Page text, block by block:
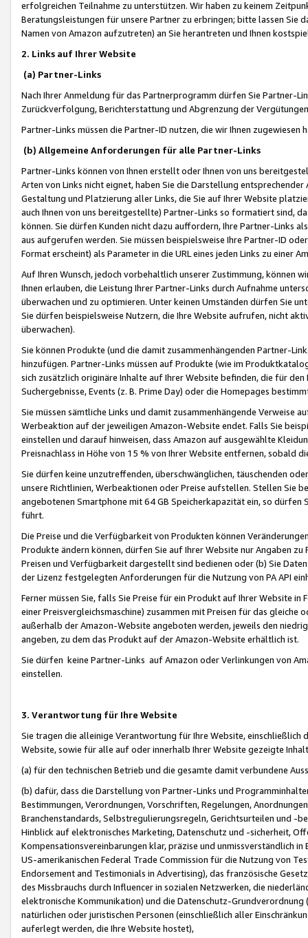
erfolgreichen Teilnahme zu unterstützen. Wir haben zu keinem
Beratungsleistungen für unsere Partner zu erbringen; bitte lassen Sie
Namen von Amazon aufzutreten) an Sie herantreten und Ihnen
2. Links auf Ihrer Website
(a) Partner-Links
Nach Ihrer Anmeldung für das Partnerprogramm dürfen Sie Partner-
Zurückverfolgung, Berichterstattung und Abgrenzung der
Partner-Links müssen die Partner-ID nutzen, die wir Ihnen zugewiesen
(b) Allgemeine Anforderungen für alle Partner-Links
Partner-Links können von Ihnen erstellt oder Ihnen von uns
Arten von Links nicht eignet, haben Sie die Darstellung
Gestaltung und Platzierung aller Links, die Sie auf Ihrer Website
auch Ihnen von uns bereitgestellte) Partner-Links so formatiert sind,
können. Sie dürfen Kunden nicht dazu auffordern, Ihre Partner-Links
aus aufgerufen werden. Sie müssen beispielsweise Ihre Partner-ID
Format erscheint) als Parameter in die URL eines jeden Links zu einer
Auf Ihren Wunsch, jedoch vorbehaltlich unserer Zustimmung, können
Ihnen erlauben, die Leistung Ihrer Partner-Links durch Aufnahme
überwachen und zu optimieren. Unter keinen Umständen dürfen Sie
Sie dürfen beispielsweise Nutzern, die Ihre Website aufrufen, nicht
überwachen).
Sie können Produkte (und die damit zusammenhängenden Partner-
hinzufügen. Partner-Links müssen auf Produkte (wie im
sich zusätzlich originäre Inhalte auf Ihrer Website befinden, die für
Suchergebnisse, Events (z. B. Prime Day) oder die Homepages
Sie müssen sämtliche Links und damit zusammenhängende
Werbeaktion auf der jeweiligen Amazon-Website endet. Falls Sie
einstellen und darauf hinweisen, dass Amazon auf ausgewählte
Preisnachlass in Höhe von 15 % von Ihrer Website entfernen, sobald
Sie dürfen keine unzutreffenden, überschwänglichen, täuschenden
unsere Richtlinien, Werbeaktionen oder Preise aufstellen. Stellen Sie
angebotenen Smartphone mit 64 GB Speicherkapazität ein, so dürfen
führt.
Die Preise und die Verfügbarkeit von Produkten können
Produkte ändern können, dürfen Sie auf Ihrer Website nur Angaben
Preisen und Verfügbarkeit dargestellt sind bedienen oder (b) Sie
der Lizenz festgelegten Anforderungen für die Nutzung von PA API
Ferner müssen Sie, falls Sie Preise für ein Produkt auf Ihrer Website
einer Preisvergleichsmaschine) zusammen mit Preisen für das
außerhalb der Amazon-Website angeboten werden, jeweils den
angeben, zu dem das Produkt auf der Amazon-Website erhältlich ist.
Sie dürfen keine Partner-Links auf Amazon oder Verlinkungen von
einstellen.
3. Verantwortung für Ihre Website
Sie tragen die alleinige Verantwortung für Ihre Website,
Website, sowie für alle auf oder innerhalb Ihrer Website gezeigte
(a) für den technischen Betrieb und die gesamte damit verbundene
(b) dafür, dass die Darstellung von Partner-Links und
Bestimmungen, Verordnungen, Vorschriften, Regelungen,
Branchenstandards, Selbstregulierungsregeln, Gerichtsurteilen und -
Hinblick auf elektronisches Marketing, Datenschutz und -sicherheit,
Kompensationsvereinbarungen klar, präzise und unmissverständlich
US-amerikanischen Federal Trade Commission für die Nutzung von
Endorsement and Testimonials in Advertising), das französische
des Missbrauchs durch Influencer in sozialen Netzwerken, die
elektronische Kommunikation) und die Datenschutz-
natürlichen oder juristischen Personen (einschließlich aller
auferlegt werden, die Ihre Website hostet),